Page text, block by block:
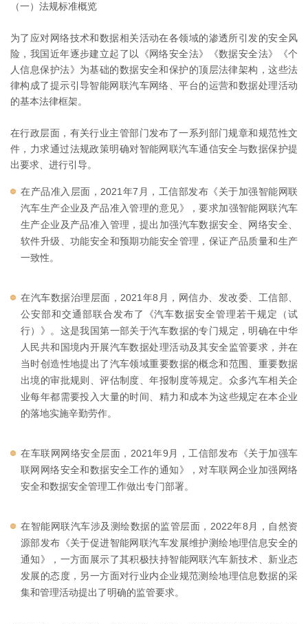
（一）法规标准概览
为了应对网络技术和数据相关活动在各领域的渗透所引发的安全风
险，我国近年逐步建立起了以《网络安全法》《数据安全法》《个
人信息保护法》为基础的数据安全和保护的顶层法律架构，这些法
律构成了提示引导智能网联汽车网络、平台的运营和数据处理活动
的基本法律框架。
在行政层面，有关行业主管部门发布了一系列部门规章和规范性文
件，力求通过法规政策明确对智能网联汽车通信安全与数据保护提
出要求、进行引导。
在产品准入层面，2021年7月，工信部发布《关于加强智能网联
汽车生产企业及产品准入管理的意见》，要求加强智能网联汽车
生产企业及产品准入管理，提出加强汽车数据安全、网络安全、
软件升级、功能安全和预期功能安全管理，保证产品质量和生产
一致性。
在汽车数据治理层面，2021年8月，网信办、发改委、工信部、
公安部和交通部联合发布了《汽车数据安全管理若干规定（试
行）》。这是我国第一部关于汽车数据的专门规定，明确在中华
人民共和国境内开展汽车数据处理活动及其安全监管要求，并在
当时创造性地提出了汽车领域重要数据的概念和范围、重要数据
出境的审批规则、评估制度、年报制度等规定。众多汽车相关企
业每年都需要投入大量的时间、精力和成本为这些规定在本企业
的落地实施辛勤劳作。
在车联网网络安全层面，2021年9月，工信部发布《关于加强车
联网网络安全和数据安全工作的通知》，对车联网企业加强网络
安全和数据安全管理工作做出专门部署。
在智能网联汽车涉及测绘数据的监管层面，2022年8月，自然资
源部发布《关于促进智能网联汽车发展维护测绘地理信息安全的
通知》，一方面展示了其积极扶持智能网联汽车新技术、新业态
发展的态度，另一方面对行业内企业规范测绘地理信息数据的采
集和管理活动提出了明确的监管要求。